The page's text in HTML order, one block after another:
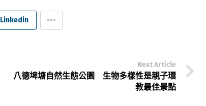
Linkedin
Next Article
八德埤塘自然生態公園 生物多樣性是親子環
教最佳景點